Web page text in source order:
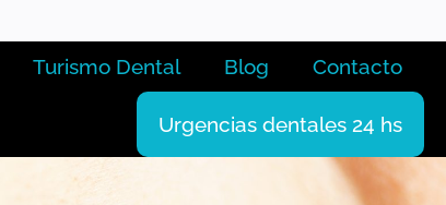
Turismo Dental Blog Contacto
Urgencias dentales 24 hs